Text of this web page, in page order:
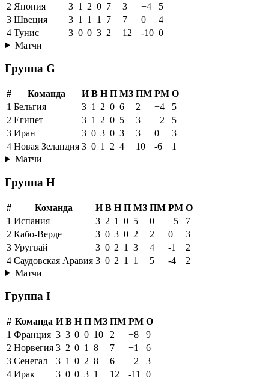
2 Япония 3 1 2 0 7 3 +4
5
3 Швеция 3 1 1 1 7 7 0
4
4 Тунис 3 0 0 3 2 12 -10 0
Матчи
Группа G
# Команда И В Н П МЗ ПМ РМ О
1 Бельгия 3 1 2 0 6 2 +4
5
2 Египет 3 1 2 0 5 3 +2
5
3 Иран 3 0 3 0 3 3 0
3
4 Новая Зеландия 3 0 1 2 4 10 -6
1
Матчи
Группа H
# Команда И В Н П МЗ ПМ РМ О
1 Испания 3 2 1 0 5 0 +5
7
2 Кабо-Верде 3 0 3 0 2 2 0
3
3 Уругвай 3 0 2 1 3 4 -1
2
4 Саудовская Аравия 3 0 2 1 1 5 -4
2
Матчи
Группа I
# Команда И В Н П МЗ ПМ РМ О
1 Франция 3 3 0 0 10 2 +8
9
2 Норвегия 3 2 0 1 8 7 +1
6
3 Сенегал 3 1 0 2 8 6 +2
3
4 Ирак 3 0 0 3 1 12 -11
0